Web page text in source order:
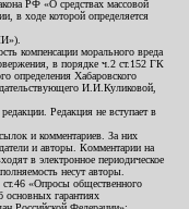
РФ «О средствах массовой
в ходе которой определяется
компенсации морального вреда
в порядке ч.2 ст.152 ГК
определения Хабаровского
И.И.Куликовой,
Редакция не вступает в
и комментариев. За них
и авторы. Комментарии на
в электронное периодическое
несут авторы.
ст.46 «Опросы общественного
гарантиях